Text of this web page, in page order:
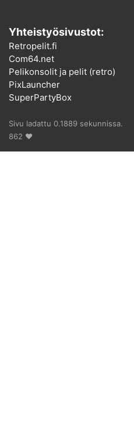
Yhteistyösivustot:
Retropelit.fi
Com64.net
Pelikonsolit ja pelit (retro)
PixLauncher
SuperPartyBox
Sivu ladattu 0.1889 sekunnissa.
862 ♥